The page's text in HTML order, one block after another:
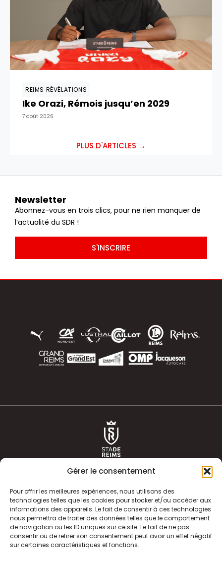
Gérer le consentement
Pour offrir les meilleures expériences, nous utilisons des
technologies telles que les cookies pour stocker et/ou accéder aux
informations des appareils. Le fait de consentir à ces technologies
nous permettra de traiter des données telles que le comportement
de navigation ou les ID uniques sur ce site. Le fait de ne pas
consentir ou de retirer son consentement peut avoir un effet négatif
sur certaines caractéristiques et fonctions.
REIMS RÉVÉLATIONS
Ike Orazi, Rémois jusqu’en 2029
7 août 2026
PLUS D'ARTICLES →
Newsletter
Abonnez-vous en trois clics, pour ne rien manquer de
l’actualité du SDR !
S'INSCRIRE
ACTUALITÉS
CLUB
HISTOIRE
ÉQUIPE PREMIERE